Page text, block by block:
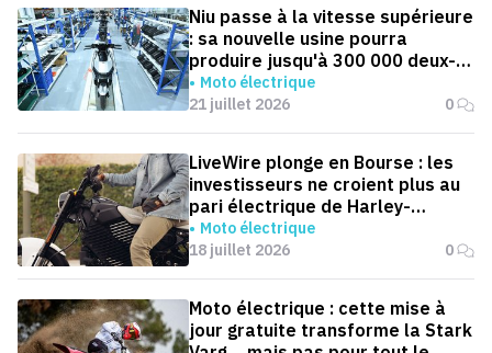
Niu passe à la vitesse supérieure
: sa nouvelle usine pourra
produire jusqu'à 300 000 deux-
roues électriques par an
Moto électrique
21 juillet 2026
0
LiveWire plonge en Bourse : les
investisseurs ne croient plus au
pari électrique de Harley-
Davidson
Moto électrique
18 juillet 2026
0
Moto électrique : cette mise à
jour gratuite transforme la Stark